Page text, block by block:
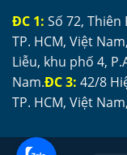
ĐC 1: Số 72,
TP. HCM, Việt
Liễu, khu phố 4,
Nam.ĐC 3: 42/8
TP. HCM, Việt